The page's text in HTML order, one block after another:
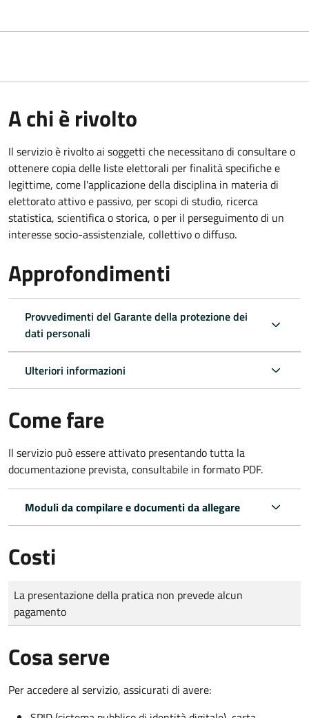
A chi è rivolto
Il servizio è rivolto ai soggetti che necessitano di consultare o
ottenere copia delle liste elettorali per finalità specifiche e
legittime, come l'applicazione della disciplina in materia di
elettorato attivo e passivo, per scopi di studio, ricerca
statistica, scientifica o storica, o per il perseguimento di un
interesse socio-assistenziale, collettivo o diffuso.
Approfondimenti
Provvedimenti del Garante della protezione dei
dati personali
Ulteriori informazioni
Come fare
Il servizio può essere attivato presentando tutta la
documentazione prevista, consultabile in formato PDF.
Moduli da compilare e documenti da allegare
Costi
Tipo di pagamento
Importo
La presentazione della pratica non prevede alcun
pagamento
Cosa serve
Per accedere al servizio, assicurati di avere: